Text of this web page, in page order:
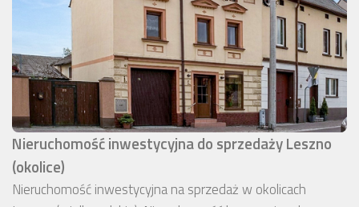
Nieruchomość inwestycyjna do sprzedaży Leszno
(okolice)
Nieruchomość inwestycyjna na sprzedaż w okolicach